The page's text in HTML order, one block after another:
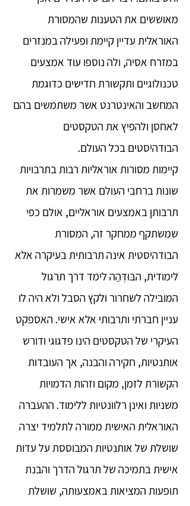
מאוששים את הטענות שהמסורת
האוראלית עדיין קיימת ופעילה במנזרים
במזרח אסיה, ולה נוספו עוד אמצעים
טכנולוגיים ותקשורת חדישים כדוגמת
המחשב והאינטרנט אשר משתמשים בהם
לאחסן ולהפיץ את הטקסטים
הבודהיסטים בכל העולם.
קיימות מסורות אוראליות רבות בתרבויות
שונות ברחבי העולם אשר משמרות את
תרבותן באמצעים אוראליים, אולם כפי
שמשתקף ממחקר זה, המסורת
הבודהיסטית אינה תרבותית בעיקרה אלא
לימודית, הבּוּדְּהַה לימד דרך תרגול
המובילה לשחרור ולקץ הסבל ולא היה לו
עניין חברתי ותרבותי אלא אישי. האספקט
העיקרי של הטקסטים הינו פדגוגי ודורש
אותנטיות, חקירה והבנה, אך העובדות
הקשורת לזמן, מקום וזהות הדמויות
משניות ואינן רלוונטיות ללימוד. ההעברה
האוראלית האישית ממורה לתלמיד יצרה
שושלת של אותנטיות המבוססת על עדות
אישית בתמיכה של תרגול הדרך והבנת
תופעות המציאות באמצעותה, שושלת